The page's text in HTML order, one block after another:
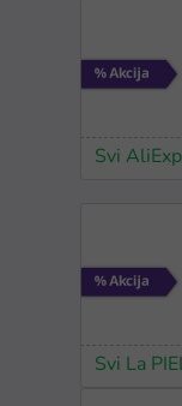
Svi
Svi La